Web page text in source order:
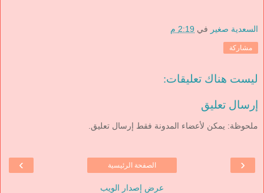
السعدية صغير في 2:19 م
مشاركة
ليست هناك تعليقات:
إرسال تعليق
ملحوظة: يمكن لأعضاء المدونة فقط إرسال تعليق.
‹
› الصفحة الرئيسية
عرض إصدار الويب